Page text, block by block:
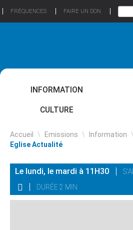
FRÉQUENCES FAIRE UN DON
INFORMATION
CULTURE
Accueil \ Emissions \ Information \
Eglise Actualité
Le lundi, le mardi à 11H30
DURÉE 2 MIN